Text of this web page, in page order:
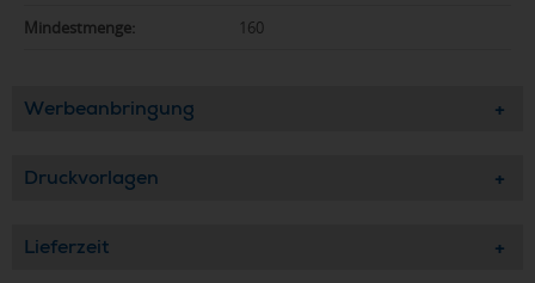
Mindestmenge: 160
Werbeanbringung
Druckvorlagen
Lieferzeit